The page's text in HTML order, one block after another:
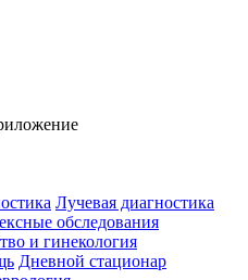
Лучевая диагностика
обследования
и гинекология
Дневной стационар